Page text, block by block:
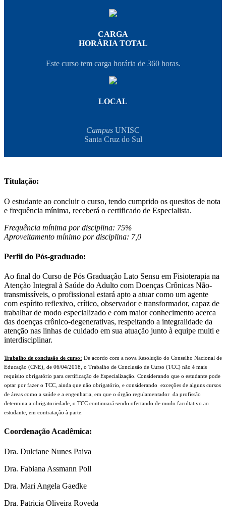
CARGA
HORÁRIA TOTAL
Este curso tem carga horária de 360 horas.
LOCAL
Campus UNISC
Santa Cruz do Sul
Titulação:
O estudante ao concluir o curso, tendo cumprido os quesitos de nota
e frequência mínima, receberá o certificado de Especialista.
Frequência mínima por disciplina: 75%
Aproveitamento mínimo por disciplina: 7,0
Perfil do Pós-graduado:
Ao final do Curso de Pós Graduação Lato Sensu em Fisioterapia na
Atenção Integral à Saúde do Adulto com Doenças Crônicas Não-
transmissíveis, o profissional estará apto a atuar como um agente
com espírito reflexivo, crítico, observador e transformador, capaz de
trabalhar de modo especializado e com maior conhecimento acerca
das doenças crônico-degenerativas, respeitando a integralidade da
atenção nas linhas de cuidado em sua atuação junto à equipe multi e
interdisciplinar.
Trabalho de conclusão de curso: De acordo com a nova Resolução do Conselho Nacional de
Educação (CNE), de 06/04/2018, o Trabalho de Conclusão de Curso (TCC) não é mais
requisito obrigatório para certificação de Especialização. Considerando que o estudante pode
optar por fazer o TCC, ainda que não obrigatório, e considerando exceções de alguns cursos
de áreas como a saúde e a engenharia, em que o órgão regulamentador da profissão
determina a obrigatoriedade, o TCC continuará sendo ofertando de modo facultativo ao
estudante, em contratação à parte.
Coordenação Acadêmica:
Dra. Dulciane Nunes Paiva
Dra. Fabiana Assmann Poll
Dra. Mari Angela Gaedke
Dra. Patricia Oliveira Roveda